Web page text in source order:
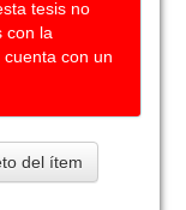
tesis no
con la
con un
del ítem